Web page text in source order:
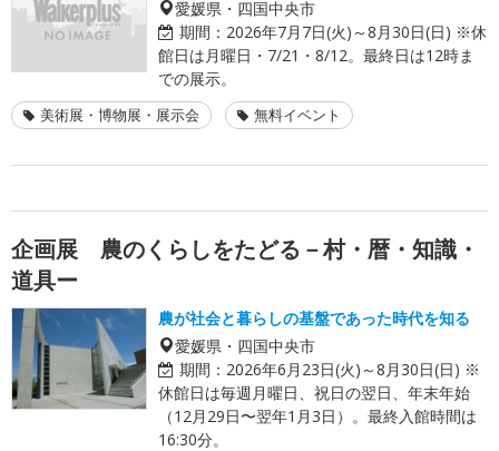
愛媛県・四国中央市
期間： 2026年7月7日(火)～8月30日(日) ※休
館日は月曜日・7/21・8/12。最終日は12時ま
での展示。
美術展・博物展・展示会 無料イベント
企画展 農のくらしをたどる－村・暦・知識・
道具ー
農が社会と暮らしの基盤であった時代を知る
愛媛県・四国中央市
期間： 2026年6月23日(火)～8月30日(日) ※
休館日は毎週月曜日、祝日の翌日、年末年始
（12月29日〜翌年1月3日）。最終入館時間は
16:30分。